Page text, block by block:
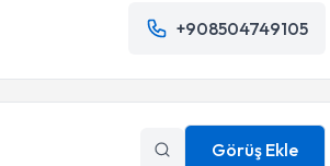
+908504749105
Görüş Ekle